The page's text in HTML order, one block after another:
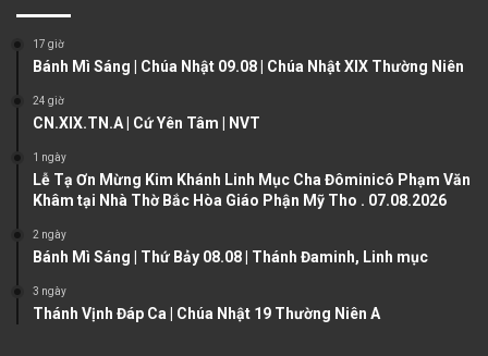
u
p
g
g
17 giờ
Bánh Mì Sáng | Chúa Nhật 09.08 | Chúa Nhật XIX Thường Niên
24 giờ
CN.XIX.TN.A | Cứ Yên Tâm | NVT
1 ngày
Lễ Tạ Ơn Mừng Kim Khánh Linh Mục Cha Đôminicô Phạm Văn
Khâm tại Nhà Thờ Bắc Hòa Giáo Phận Mỹ Tho . 07.08.2026
2 ngày
Bánh Mì Sáng | Thứ Bảy 08.08 | Thánh Đaminh, Linh mục
3 ngày
Thánh Vịnh Đáp Ca | Chúa Nhật 19 Thường Niên A